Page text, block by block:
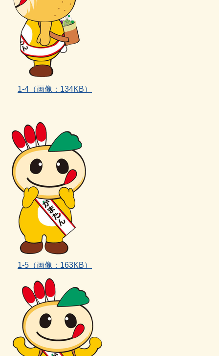
1‐4 （画像：134KB）
1‐5（画像：163KB）